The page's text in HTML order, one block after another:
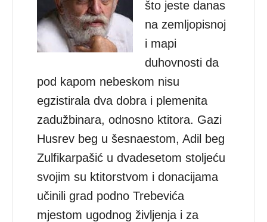
što jeste danas
na zemljopisnoj
i mapi
duhovnosti da
pod kapom nebeskom nisu
egzistirala dva dobra i plemenita
zadužbinara, odnosno ktitora. Gazi
Husrev beg u šesnaestom, Adil beg
Zulfikarpašić u dvadesetom stoljeću
svojim su ktitorstvom i donacijama
učinili grad podno Trebevića
mjestom ugodnog življenja i za